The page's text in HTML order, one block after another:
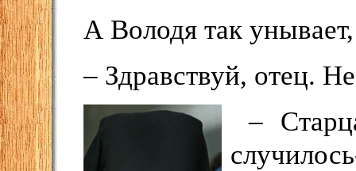
А Володя так
– Здравствуй, отец.
–